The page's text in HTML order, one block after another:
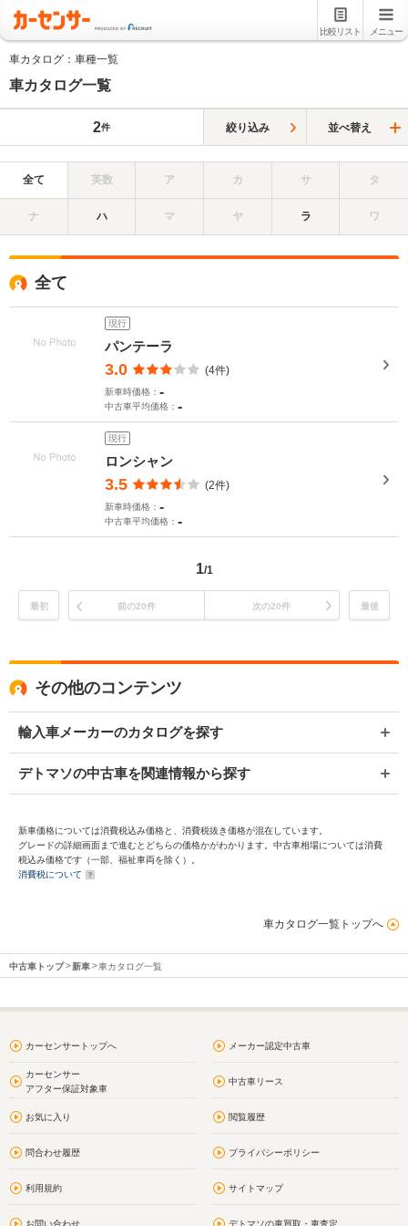
比較リスト メニュー
車カタログ：車種一覧
車カタログ一覧
2件 絞り込み 並べ替え
全て 英数 ア カ サ タ
ナ ハ マ ヤ ラ ワ
全て
現行
パンテーラ
3.0 (4件)
新車時価格： -
中古車平均価格： -
現行
ロンシャン
3.5 (2件)
新車時価格： -
中古車平均価格： -
1/1
最初 前の20件 次の20件 最後
その他のコンテンツ
輸入車メーカーのカタログを探す
デトマソの中古車を関連情報から探す
新車価格については消費税込み価格と、消費税抜き価格が混在しています。
グレードの詳細画面まで進むとどちらの価格かがわかります。中古車相場については消費
税込み価格です（一部、福祉車両を除く）。
消費税について
車カタログ一覧トップへ
中古車トップ 新車 車カタログ一覧
カーセンサートップへ メーカー認定中古車
カーセンサー
アフター保証対象車
中古車リース
お気に入り 閲覧履歴
問合わせ履歴 プライバシーポリシー
利用規約 サイトマップ
お問い合わせ デトマソの車買取・車査定